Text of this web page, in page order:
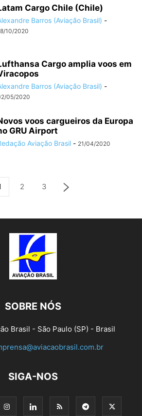
Cargo Chile (Chile)
Barros (Aviação Brasil) -
10/2020
Cargo amplia voos em
Barros (Aviação Brasil) -
05/2020
voos cargueiros da Europa
GRU Airport
Aviação Brasil - 21/04/2020
2 3
SOBRE NÓS
Brasil - São Paulo (SP) - Brasil
SIGA-NOS